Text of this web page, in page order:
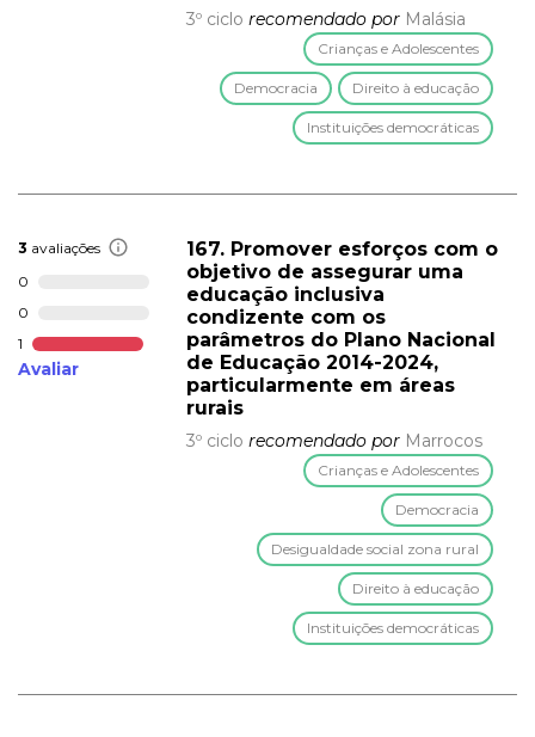
3º ciclo recomendado por Malásia
Crianças e Adolescentes
Democracia Direito à educação
Instituições democráticas
3 avaliações
0
0
1
Avaliar
167. Promover esforços com o
objetivo de assegurar uma
educação inclusiva
condizente com os
parâmetros do Plano Nacional
de Educação 2014-2024,
particularmente em áreas
rurais
3º ciclo recomendado por Marrocos
Crianças e Adolescentes
Democracia
Desigualdade social zona rural
Direito à educação
Instituições democráticas